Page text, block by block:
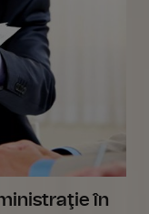
în